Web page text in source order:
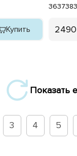
Купить
363738
Показать
3 4 5